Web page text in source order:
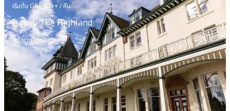
เริ่มต้น GBP 57++ / คืน
โรงแรม The Highland
ดูข้อมูลโรงแรม